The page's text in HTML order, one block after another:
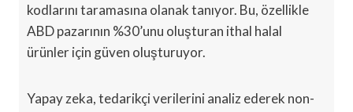
kodlarını taramasına olanak tanıyor. Bu, özellikle
ABD pazarının %30’unu oluşturan ithal halal
ürünler için güven oluşturuyor.
Yapay zeka, tedarikçi verilerini analiz ederek non-